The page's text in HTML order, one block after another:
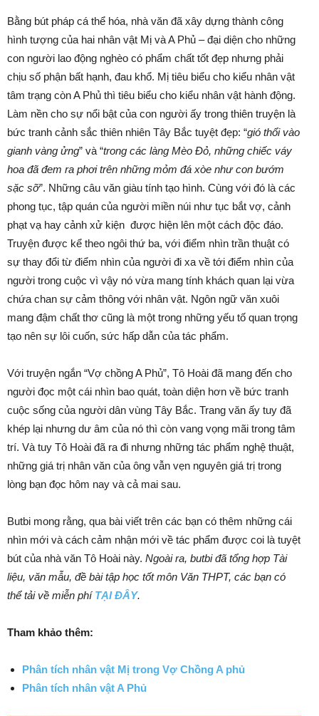
Bằng bút pháp cá thể hóa, nhà văn đã xây dựng thành công
hình tượng của hai nhân vật Mị và A Phủ – đại diện cho những
con người lao động nghèo có phẩm chất tốt đẹp nhưng phải
chịu số phận bất hạnh, đau khổ. Mị tiêu biểu cho kiểu nhân vật
tâm trạng còn A Phủ thì tiêu biểu cho kiểu nhân vật hành động.
Làm nền cho sự nổi bật của con người ấy trong thiên truyện là
bức tranh cảnh sắc thiên nhiên Tây Bắc tuyệt đẹp: “gió thổi vào
gianh vàng ửng” và “trong các làng Mèo Đỏ, những chiếc váy
hoa đã đem ra phơi trên những mỏm đá xòe như con bướm
sặc sỡ”. Những câu văn giàu tính tạo hình. Cùng với đó là các
phong tục, tập quán của người miền núi như tục bắt vợ, cảnh
phạt vạ hay cảnh xử kiện được hiện lên một cách độc đáo.
Truyện được kể theo ngôi thứ ba, với điểm nhìn trần thuật có
sự thay đổi từ điểm nhìn của người đi xa về tới điểm nhìn của
người trong cuộc vì vậy nó vừa mang tính khách quan lại vừa
chứa chan sự cảm thông với nhân vật. Ngôn ngữ văn xuôi
mang đậm chất thơ cũng là một trong những yếu tố quan trọng
tạo nên sự lôi cuốn, sức hấp dẫn của tác phẩm.
Với truyện ngắn “Vợ chồng A Phủ”, Tô Hoài đã mang đến cho
người đọc một cái nhìn bao quát, toàn diện hơn về bức tranh
cuộc sống của người dân vùng Tây Bắc. Trang văn ấy tuy đã
khép lại nhưng dư âm của nó thì còn vang vọng mãi trong tâm
trí. Và tuy Tô Hoài đã ra đi nhưng những tác phẩm nghệ thuật,
những giá trị nhân văn của ông vẫn vẹn nguyên giá trị trong
lòng bạn đọc hôm nay và cả mai sau.
Butbi mong rằng, qua bài viết trên các bạn có thêm những cái
nhìn mới và cách cảm nhận mới về tác phẩm được coi là tuyệt
bút của nhà văn Tô Hoài này. Ngoài ra, butbi đã tổng hợp Tài
liệu, văn mẫu, đề bài tập học tốt môn Văn THPT, các bạn có
thể tải về miễn phíTẠI ĐÂY.
Tham khảo thêm:
Phân tích nhân vật Mị trong Vợ Chồng A phủ
Phân tích nhân vật A Phủ